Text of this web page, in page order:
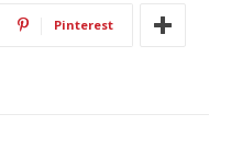
Pinterest